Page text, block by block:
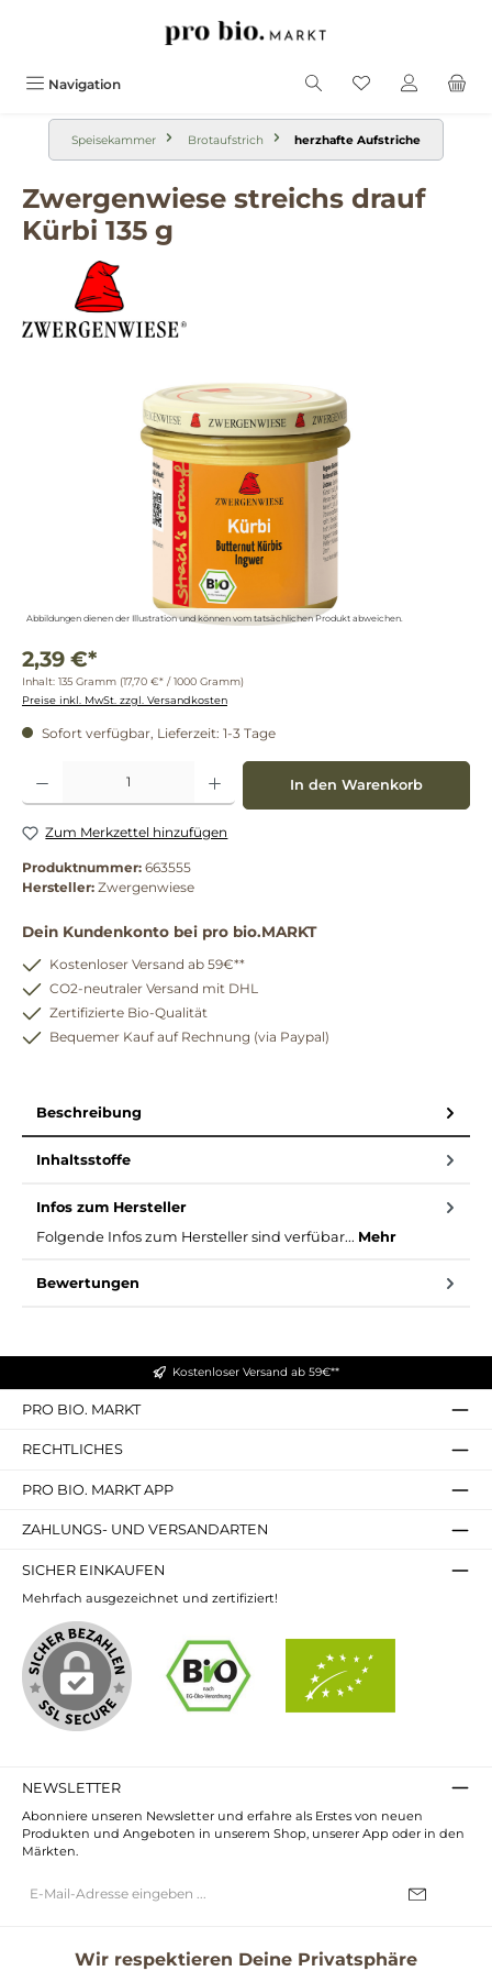
Navigation
Speisekammer Brotaufstrich herzhafte Aufstriche
Zwergenwiese streichs drauf
Kürbi 135 g
Bildergalerie überspringen
Abbildungen dienen der Illustration und können vom tatsächlichen Produkt abweichen.
2,39 €*
Inhalt: 135 Gramm (17,70 €* / 1000 Gramm)
Preise inkl. MwSt. zzgl. Versandkosten
Sofort verfügbar, Lieferzeit: 1-3 Tage
Produkt Anzahl: Gib den gewünschten Wert ein oder benutze die Schaltflächen um
In den Warenkorb
Zum Merkzettel hinzufügen
Produktnummer: 663555
Hersteller: Zwergenwiese
Dein Kundenkonto bei pro bio.MARKT
Kostenloser Versand ab 59€**
CO2-neutraler Versand mit DHL
Zertifizierte Bio-Qualität
Bequemer Kauf auf Rechnung (via Paypal)
Beschreibung
Inhaltsstoffe
Infos zum Hersteller
Folgende Infos zum Hersteller sind verfübar... Mehr
Bewertungen
Kostenloser Versand ab 59€**
PRO BIO. MARKT
RECHTLICHES
PRO BIO. MARKT APP
ZAHLUNGS- UND VERSANDARTEN
SICHER EINKAUFEN
Mehrfach ausgezeichnet und zertifiziert!
NEWSLETTER
Abonniere unseren Newsletter und erfahre als Erstes von neuen
Produkten und Angeboten in unserem Shop, unserer App oder in den
Märkten.
Mail-
Wir respektieren Deine Privatsphäre